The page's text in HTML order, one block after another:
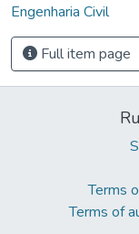
Engenharia Civil
Full item page
Terms
Terms of